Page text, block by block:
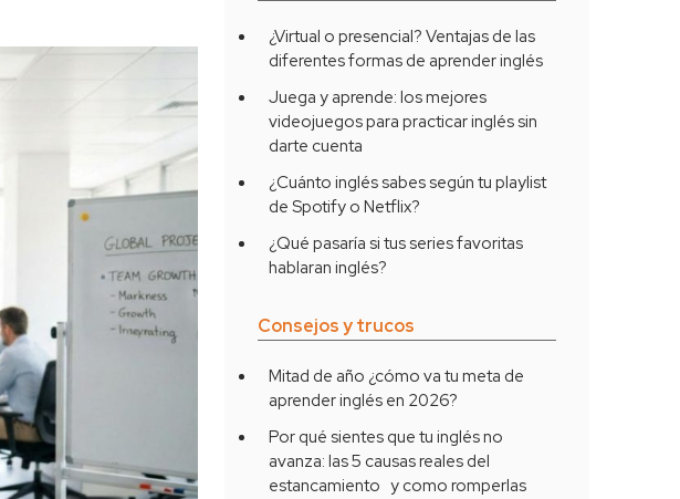
¿Virtual o presencial? Ventajas de las
diferentes formas de aprender inglés
Juega y aprende: los mejores
videojuegos para practicar inglés sin
darte cuenta
¿Cuánto inglés sabes según tu playlist
de Spotify o Netflix?
¿Qué pasaría si tus series favoritas
hablaran inglés?
Consejos y trucos
Mitad de año ¿cómo va tu meta de
aprender inglés en 2026?
Por qué sientes que tu inglés no
avanza: las 5 causas reales del
estancamiento y como romperlas